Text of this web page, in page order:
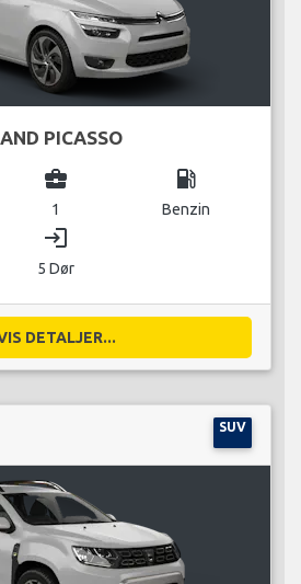
PICASSO
business_center
1
local_gas_station
Benzin
login
5 Dør
DETALJER...
SUV